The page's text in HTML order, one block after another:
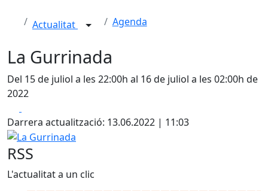
Actualitat Agenda
La Gurrinada
Del 15 de juliol a les 22:00h al 16 de juliol a les 02:00h de
2022
Darrera actualització: 13.06.2022 | 11:03
La Gurrinada
RSS
L'actualitat a un clic